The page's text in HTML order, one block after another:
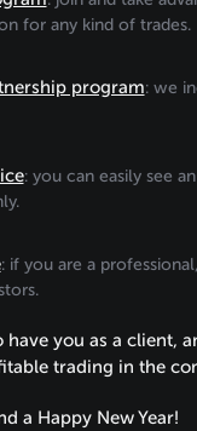
for any kind of trades.
program: we
: you can easily see
: if you are a
have you as a client,
trading in the
a Happy New Year!